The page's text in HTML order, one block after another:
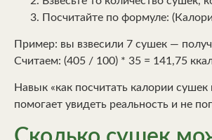
Посчитайте по формуле:
Пример: вы взвесили 7 сушек —
Считаем: (405 / 100) * 35 = 141,75
Навык «как посчитать калории
помогает увидеть реальность и не